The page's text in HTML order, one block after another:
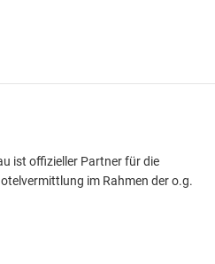
ist offizieller Partner für die
im Rahmen der o.g.